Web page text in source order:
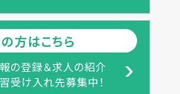
方はこちら
の登録＆求人の紹介
受け入れ先募集中！